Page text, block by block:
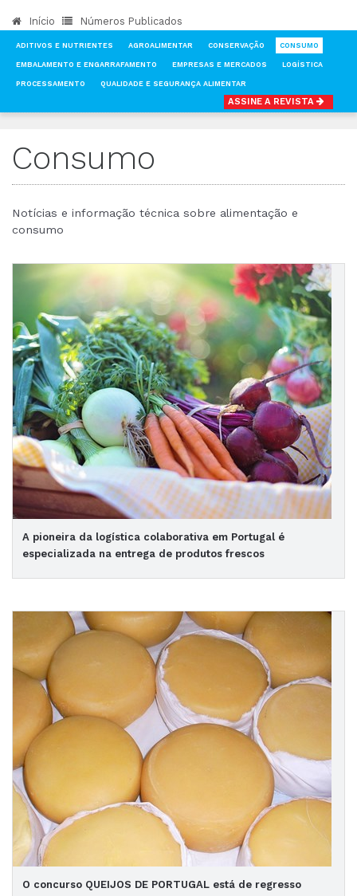
Início Números Publicados
ADITIVOS E NUTRIENTES AGROALIMENTAR CONSERVAÇÃO CONSUMO
EMBALAMENTO E ENGARRAFAMENTO EMPRESAS E MERCADOS LOGÍSTICA
PROCESSAMENTO QUALIDADE E SEGURANÇA ALIMENTAR
ASSINE A REVISTA
Consumo
Notícias e informação técnica sobre alimentação e
consumo
A pioneira da logística colaborativa em Portugal é
especializada na entrega de produtos frescos
O concurso QUEIJOS DE PORTUGAL está de regresso